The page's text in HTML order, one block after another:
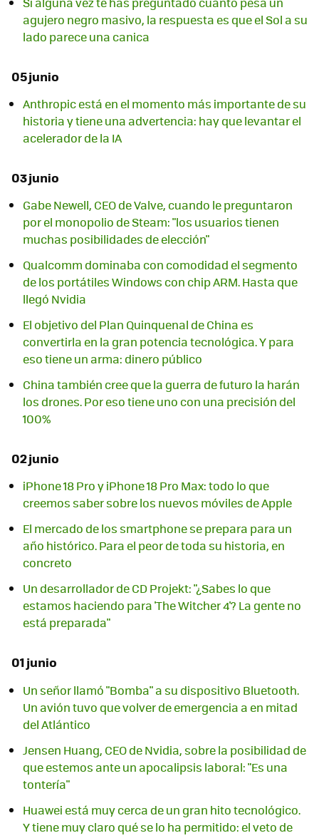
agujero negro masivo, la respuesta es que el Sol a su
lado parece una canica
05 junio
Anthropic está en el momento más importante de su
historia y tiene una advertencia: hay que levantar el
acelerador de la IA
03 junio
Gabe Newell, CEO de Valve, cuando le preguntaron
por el monopolio de Steam: "los usuarios tienen
muchas posibilidades de elección"
Qualcomm dominaba con comodidad el segmento
de los portátiles Windows con chip ARM. Hasta que
llegó Nvidia
El objetivo del Plan Quinquenal de China es
convertirla en la gran potencia tecnológica. Y para
eso tiene un arma: dinero público
China también cree que la guerra de futuro la harán
los drones. Por eso tiene uno con una precisión del
100%
02 junio
iPhone 18 Pro y iPhone 18 Pro Max: todo lo que
creemos saber sobre los nuevos móviles de Apple
El mercado de los smartphone se prepara para un
año histórico. Para el peor de toda su historia, en
concreto
Un desarrollador de CD Projekt: "¿Sabes lo que
estamos haciendo para 'The Witcher 4'? La gente no
está preparada"
01 junio
Un señor llamó "Bomba" a su dispositivo Bluetooth.
Un avión tuvo que volver de emergencia a en mitad
del Atlántico
Jensen Huang, CEO de Nvidia, sobre la posibilidad de
que estemos ante un apocalipsis laboral: "Es una
tontería"
Huawei está muy cerca de un gran hito tecnológico.
Y tiene muy claro qué se lo ha permitido: el veto de